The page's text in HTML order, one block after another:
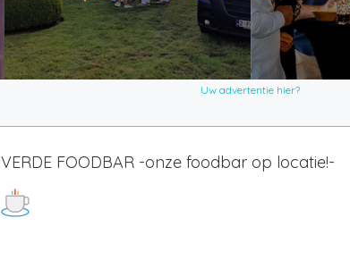
Uw advertentie hier?
VERDE FOODBAR -onze foodbar op locatie!-